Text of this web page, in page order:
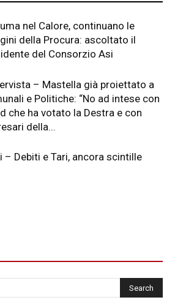
nel Calore, continuano le
della Procura: ascoltato il
del Consorzio Asi
– Mastella già proiettato a
e Politiche: “No ad intese con
che ha votato la Destra e con
della...
– Debiti e Tari, ancora scintille